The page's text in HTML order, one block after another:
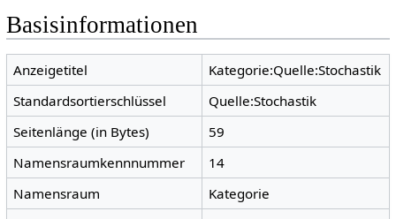
Basisinformationen
Anzeigetitel
Kategorie:Quelle:Stochastik
Standardsortierschlüssel
Quelle:Stochastik
Seitenlänge (in Bytes)
59
Namensraumkennnummer
14
Namensraum
Kategorie